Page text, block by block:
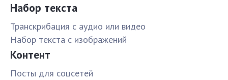
Набор текста
Транскрибация с аудио или видео
Набор текста с изображений
Контент
Посты для соцсетей